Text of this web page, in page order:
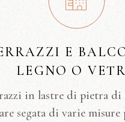
E
LEGNO O
in lastre di pietra di
segata di varie misure